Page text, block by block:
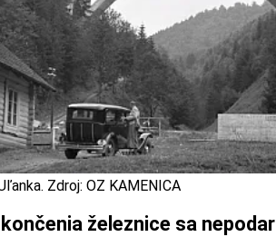
Zdroj: OZ KAMENICA
železnice sa